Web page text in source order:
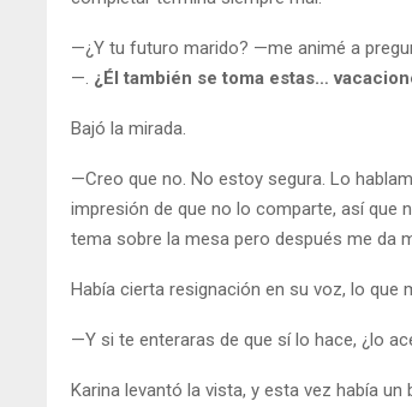
—¿Y tu futuro marido? —me animé a
—. ¿Él también se toma estas…
Bajó la mirada.
—Creo que no. No estoy segura. Lo
impresión de que no lo comparte, así que
tema sobre la mesa pero después me da
Había cierta resignación en su voz, lo que
—Y si te enteraras de que sí lo hace, ¿lo
Karina levantó la vista, y esta vez había